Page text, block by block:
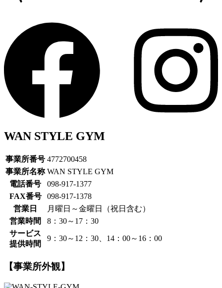
WAN STYLE GYM
事業所番号 4772700458
事業所名称 WAN STYLE GYM
電話番号
098-917-1377
FAX番号
098-917-1378
営業日
月曜日～金曜日（祝日含む）
営業時間
8：30～17：30
サービス
提供時間
9：30～12：30、14：00～16：00
【事業所外観】